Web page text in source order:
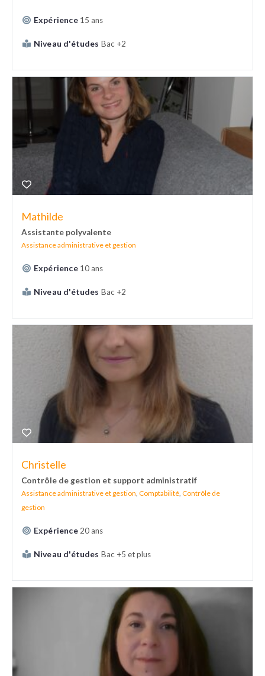
Expérience 15 ans
Niveau d'études Bac +2
Mathilde
Assistante polyvalente
Assistance administrative et gestion
Expérience 10 ans
Niveau d'études Bac +2
Christelle
Contrôle de gestion et support administratif
Assistance administrative et gestion Comptabilité Contrôle de
gestion
Expérience 20 ans
Niveau d'études Bac +5 et plus